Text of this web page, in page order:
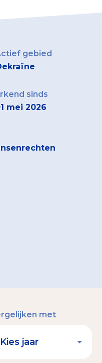
gebied
sinds
mei 2026
met